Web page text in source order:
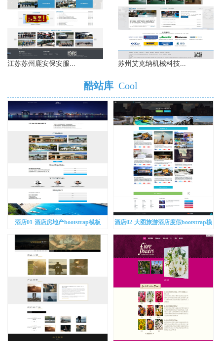
江苏苏州鹿安保安服... 苏州艾克纳机械科技...
酷站库 Cool
酒店01-酒店房地产bootstrap模板
酒店02-大图旅游酒店度假bootstrap模
板